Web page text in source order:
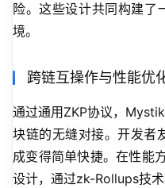
险。这些设计共同构建了
境。
跨链互操作与性能优
通过通用ZKP协议，
块链的无缝对接。开发者
成变得简单快捷。在性能
设计，通过zk-Rollups技